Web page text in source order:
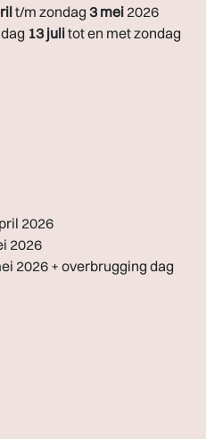
t/m zondag 3 mei 2026
13 julitot en met zondag
2026
2026
2026 + overbrugging dag